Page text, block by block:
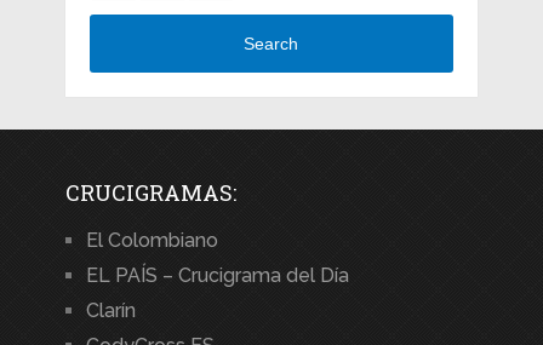
Search
CRUCIGRAMAS:
El Colombiano
EL PAÍS – Crucigrama del Día
Clarín